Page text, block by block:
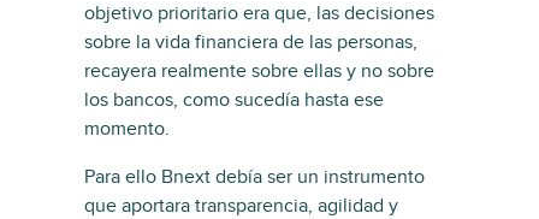
objetivo prioritario era que, las decisiones
sobre la vida financiera de las personas,
recayera realmente sobre ellas y no sobre
los bancos, como sucedía hasta ese
momento.
Para ello Bnext debía ser un instrumento
que aportara transparencia, agilidad y